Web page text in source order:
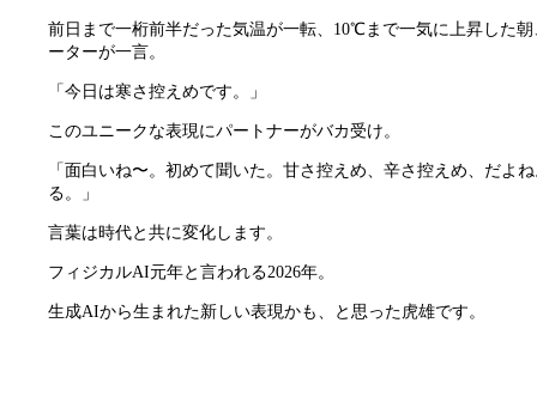
前日まで一桁前半だった気温が一転、10℃まで一気に上昇した
ーターが一言。
「今日は寒さ控えめです。」
このユニークな表現にパートナーがバカ受け。
「面白いね〜。初めて聞いた。甘さ控えめ、辛さ控えめ、だよ
る。」
言葉は時代と共に変化します。
フィジカルAI元年と言われる2026年。
生成AIから生まれた新しい表現かも、と思った虎雄です。